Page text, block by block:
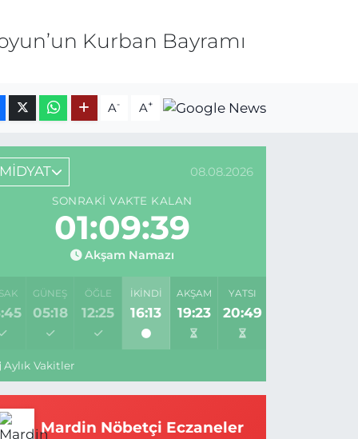
Kurban Bayramı
A- A+
MİDYAT 08.08.2026
SONRAKI VAKTE KALAN
01:09:39
Akşam Namazı
GÜNEŞ
05:18
ÖĞLE
12:25
İKINDI
16:13
AKŞAM
19:23
YATSI
20:49
Aylık Vakitler
Mardin Nöbetçi Eczaneler